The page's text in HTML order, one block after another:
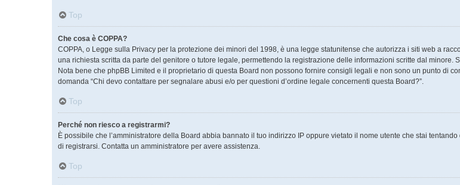
Top
Che cosa è COPPA?
COPPA, o Legge sulla Privacy per la protezione dei minori del 1998, è una legge statunitense che autorizza i siti web a
una richiesta scritta da parte del genitore o tutore legale, permettendo la registrazione delle informazioni scritte dal
Nota bene che phpBB Limited e il proprietario di questa Board non possono fornire consigli legali e non sono un punto di
domanda “Chi devo contattare per segnalare abusi e/o per questioni d’ordine legale concernenti questa Board?”.
Top
Perché non riesco a registrarmi?
È possibile che l’amministratore della Board abbia bannato il tuo indirizzo IP oppure vietato il nome utente che stai
di registrarsi. Contatta un amministratore per avere assistenza.
Top